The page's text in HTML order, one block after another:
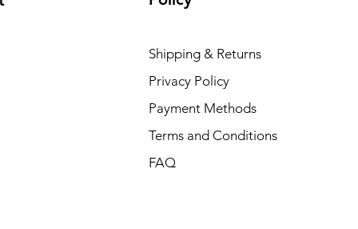
Shipping & Returns
Privacy Policy
Payment Methods
Terms and Conditions
FAQ